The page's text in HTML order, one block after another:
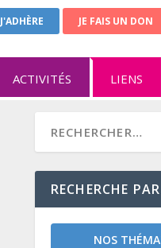
J'ADHÈRE JE FAIS UN DON
ACTIVITÉS LIENS
RECHERCHE
NOS